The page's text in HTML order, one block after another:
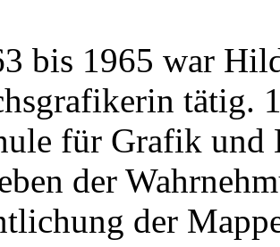
bis 1965 war
tätig.
für Grafik
der
der